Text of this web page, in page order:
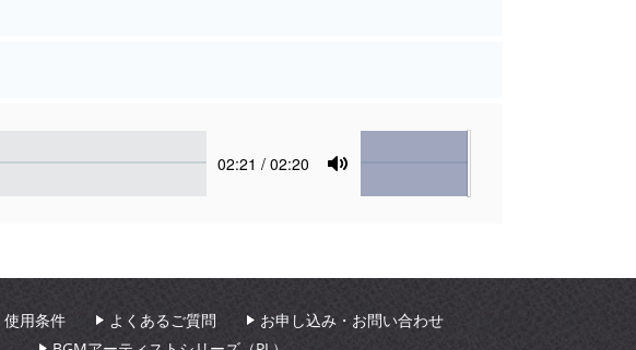
Current
02:21 / 02:20
Mute
Volume
使用条件 よくあるご質問
お申し込み・お問い合わせ